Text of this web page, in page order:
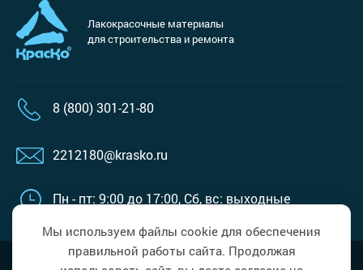
Лакокрасочные материалы
для строительства и ремонта
8 (800) 301-21-80
2212180@krasko.ru
Пн - пт: 9:00 до 17:00, Сб, вс: выходные
Политика в области обработки
Мы используем файлы cookie для обеспечения
правильной работы сайта. Продолжая